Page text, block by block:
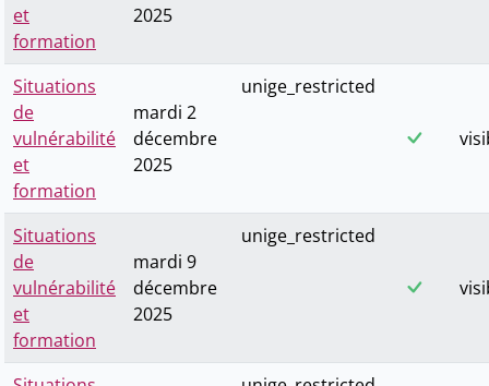
et
formation
2025
Situations
de
vulnérabilité
et
formation
mardi 2
décembre
2025
unige_restricted
Situations
de
vulnérabilité
et
formation
mardi 9
décembre
2025
unige_restricted